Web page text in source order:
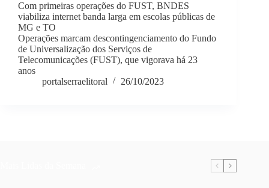
Com primeiras operações do FUST, BNDES
viabiliza internet banda larga em escolas públicas de
MG e TO
Operações marcam descontingenciamento do Fundo
de Universalização dos Serviços de
Telecomunicações (FUST), que vigorava há 23
anos
portalserraelitoral
26/10/2023